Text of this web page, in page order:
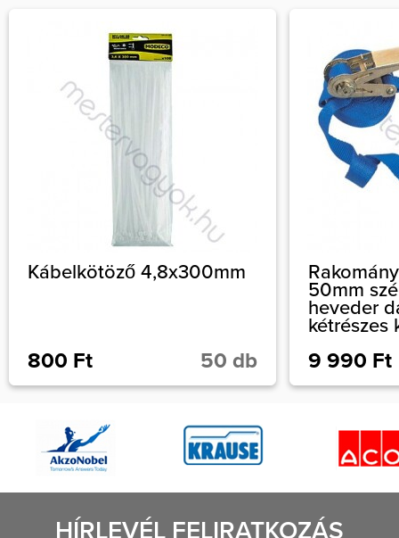
Kábelkötöző 4,8x300mm
800 Ft 50 db
50mm
heveder
kétrészes
9 990 Ft
HÍRLEVÉL FELIRATKOZÁS